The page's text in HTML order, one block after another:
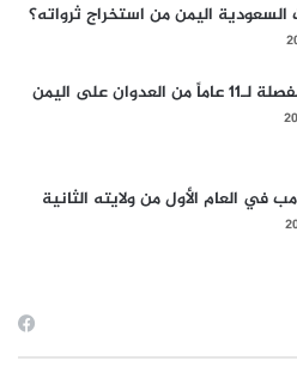
اليمن من استخراج ثرواته؟
العدوان على اليمن
في العام الأول من ولايته الثانية